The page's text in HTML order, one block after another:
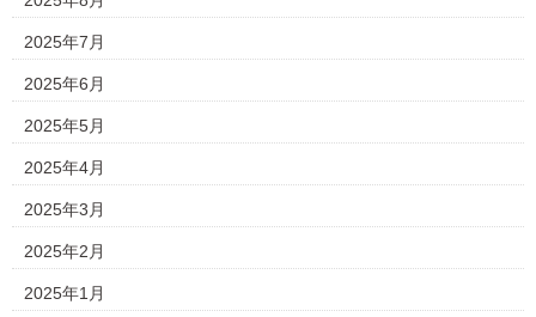
2025年7月
2025年6月
2025年5月
2025年4月
2025年3月
2025年2月
2025年1月